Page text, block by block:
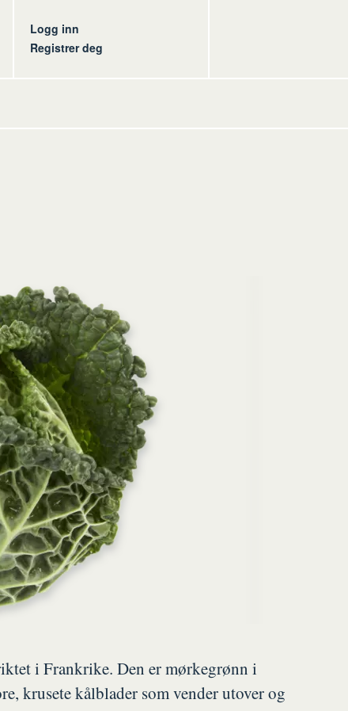
Logg inn
Registrer deg
i Frankrike. Den er mørkegrønn i
krusete kålblader som vender utover og